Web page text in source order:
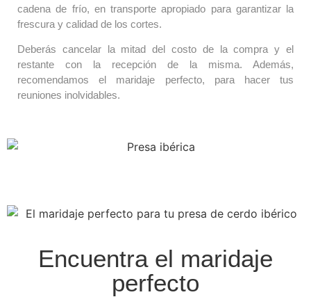
cadena de frío, en transporte apropiado para garantizar la
frescura y calidad de los cortes.
Deberás cancelar la mitad del costo de la compra y el
restante con la recepción de la misma. Además,
recomendamos el maridaje perfecto, para hacer tus
reuniones inolvidables.
Encuentra el maridaje
perfecto